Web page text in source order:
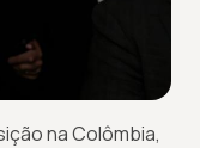
na Colômbia,